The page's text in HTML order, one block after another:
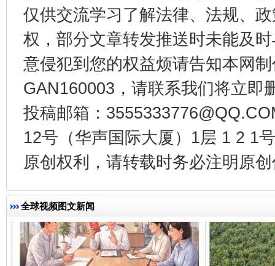
仅供交流学习了解法律、法规、
权，部分文章转发推送时未能及
意侵犯到您的权益烦请告知本网
GAN160003，请联系我们将立即
投稿邮箱：
12号（华声国际大厦）1层 1 2 1
原创权利，请转载时务必注明原
全球视频图文新闻
千年窑火 生生不息 一